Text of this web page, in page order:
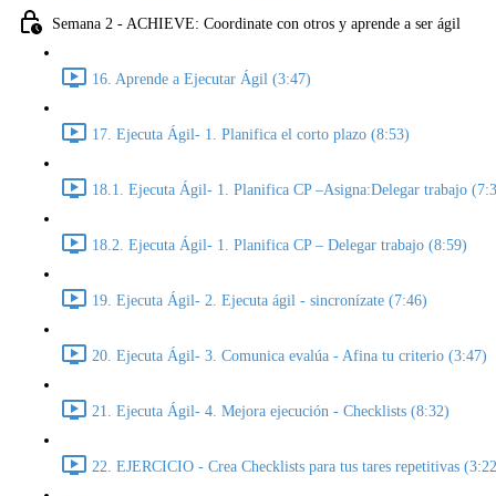
Semana 2 - ACHIEVE: Coordinate con otros y aprende a ser ágil
16. Aprende a Ejecutar Ágil (3:47)
17. Ejecuta Ágil- 1. Planifica el corto plazo (8:53)
18.1. Ejecuta Ágil- 1. Planifica CP –Asigna:Delegar trabajo
18.2. Ejecuta Ágil- 1. Planifica CP – Delegar trabajo (8:59)
19. Ejecuta Ágil- 2. Ejecuta ágil - sincronízate (7:46)
20. Ejecuta Ágil- 3. Comunica evalúa - Afina tu criterio (3:47)
21. Ejecuta Ágil- 4. Mejora ejecución - Checklists (8:32)
22. EJERCICIO - Crea Checklists para tus tares repetitivas